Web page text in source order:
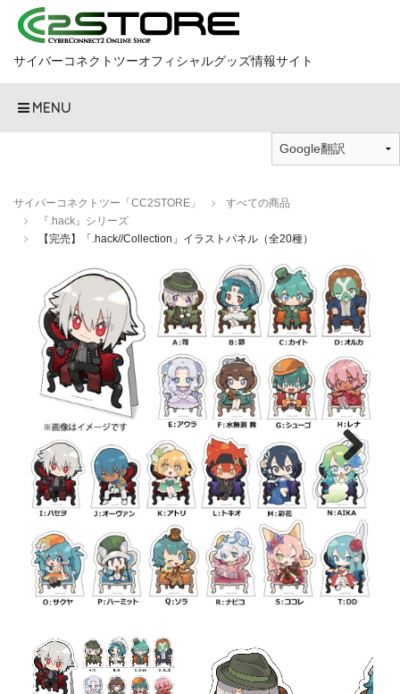
サイバーコネクトツーオフィシャルグッズ情報サイト
MENU
サイバーコネクトツー「CC2STORE」
すべての商品
『.hack』シリーズ
【完売】「.hack//Collection」イラストパネル（全20種）
Next